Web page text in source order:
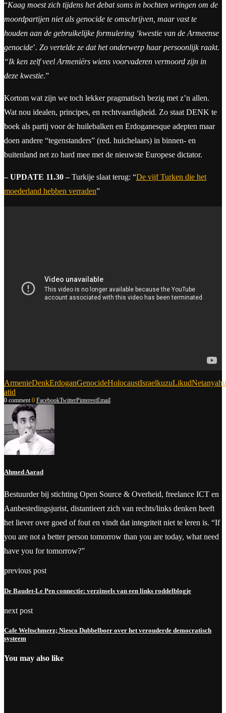
“Kaag moest zich tijdens het debat soms in bochten wringen om de
moordpartijen niet als genocide te omschrijven, maar vast te
houden aan de gebruikelijke formulering ‘kwestie van de Armeense
genocide’. Zo vertelde ze dat het onderwerp haar persoonlijk raakt.
“Ik ken zelf veel Armeniërs wiens voorvaderen vermoord zijn in
deze kwestie.”
Kortom wat zijn we toch lekker pragmatisch bezig met z’n allen.
Wat nou idealen, principes, en rechtvaardigheid. Zo staat DENK te
boek als partij voor de huilebalken en Erdoganesque adepten maar
doen andere “tegenstanders” (red. huichelaars) in binnen- en
buitenland net zo hard mee met de nieuwste Europese dictator.
– UPDATE 11.30 –Turkije slaat terug: “De vijf Turken die het
moederland hebben verraden”
ArmenieDenkErdoganGenocideHolocaustIsraelkuzuLikudNetanyahu
atid
0 comment 0 FacebookTwitterPinterestEmail
Ahmed Aarad
Bestuurder bij stichting Open Source & Overheid, freelance ICT en
Aanbestedingsjurist, distantieert zich van rechts/links denken heeft
het liever over goed of fout en vindt dat integriteit niet te leren is. “If
you are not a better person tomorrow than you are today, what need
have you for tomorrow?”
previous post
De Baudet-Le Pen connectie: verzinsels van een links roddelblogje
next post
Cafe Weltschmerz; Niesco Dubbelboer over het verouderde democratisch
systeem
You may also like